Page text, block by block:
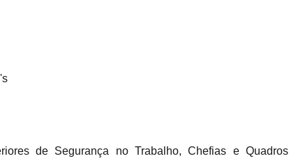
de Segurança no Trabalho, Chefias e Quadros